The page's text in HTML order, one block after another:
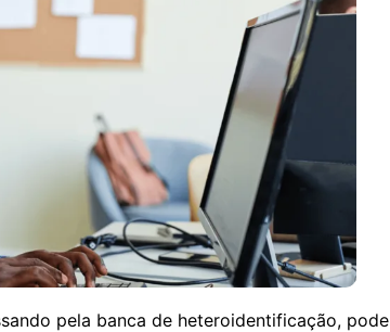
pela banca de heteroidentificação, pode